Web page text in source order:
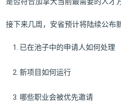
接下来几周，安省预计将陆续公布
已在池子中的申请人如何处理
新项目如何运行
哪些职业会被优先邀请